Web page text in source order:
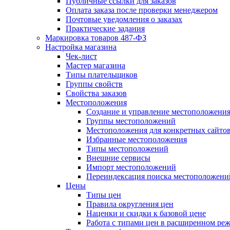
Оплата заказа после проверки менеджером
Почтовые уведомления о заказах
Практические задания
Маркировка товаров 487-ФЗ
Настройка магазина
Чек-лист
Мастер магазина
Типы плательщиков
Группы свойств
Свойства заказов
Местоположения
Создание и управление
Группы местоположений
Местоположения для конкретных сайтов
Избранные местоположения
Типы местоположений
Внешние сервисы
Импорт местоположений
Переиндексация поиска
Цены
Типы цен
Правила округления цен
Наценки и скидки к базовой цене
Работа с типами цен в расширенном